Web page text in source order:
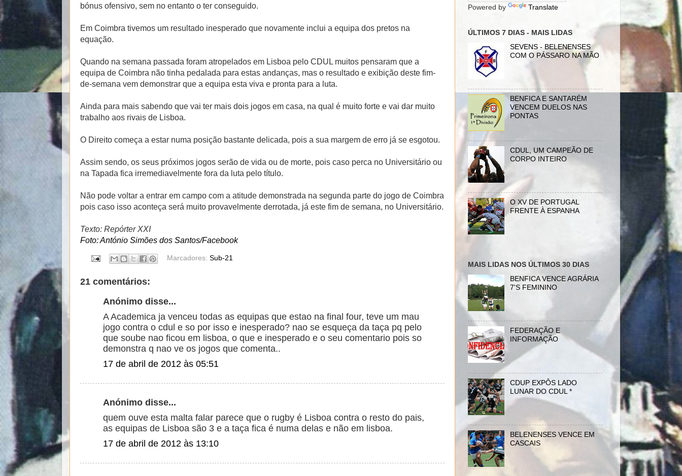
bónus ofensivo, sem no entanto o ter conseguido.
Em Coimbra tivemos um resultado inesperado que novamente inclui a equipa dos pretos na
equação.
Quando na semana passada foram atropelados em Lisboa pelo CDUL muitos pensaram que a
equipa de Coimbra não tinha pedalada para estas andanças, mas o resultado e exibição deste fim-
de-semana vem demonstrar que a equipa esta viva e pronta para a luta.
Ainda para mais sabendo que vai ter mais dois jogos em casa, na qual é muito forte e vai dar muito
trabalho aos rivais de Lisboa.
O Direito começa a estar numa posição bastante delicada, pois a sua margem de erro já se esgotou.
Assim sendo, os seus próximos jogos serão de vida ou de morte, pois caso perca no Universitário ou
na Tapada fica irremediavelmente fora da luta pelo título.
Não pode voltar a entrar em campo com a atitude demonstrada na segunda parte do jogo de Coimbra
pois caso isso aconteça será muito provavelmente derrotada, já este fim de semana, no Universitário.
Texto: Repórter XXI
Foto: António Simões dos Santos/Facebook
Marcadores:Sub-21
21 comentários:
Anónimo disse...
A Academica ja venceu todas as equipas que estao na final four, teve um mau
jogo contra o cdul e so por isso e inesperado? nao se esqueça da taça pq pelo
que soube nao ficou em lisboa, o que e inesperado e o seu comentario pois so
demonstra q nao ve os jogos que comenta..
17 de abril de 2012 às 05:51
Anónimo disse...
quem ouve esta malta falar parece que o rugby é Lisboa contra o resto do pais,
as equipas de Lisboa são 3 e a taça fica é numa delas e não em lisboa.
17 de abril de 2012 às 13:10
Powered by Translate
ÚLTIMOS 7 DIAS - MAIS LIDAS
SEVENS - BELENENSES
COM O PÁSSARO NA MÃO
BENFICA E SANTARÉM
VENCEM DUELOS NAS
PONTAS
CDUL, UM CAMPEÃO DE
CORPO INTEIRO
O XV DE PORTUGAL
FRENTE À ESPANHA
MAIS LIDAS NOS ÚLTIMOS 30 DIAS
BENFICA VENCE AGRÁRIA
7'S FEMININO
FEDERAÇÃO E
INFORMAÇÃO
CDUP EXPÔS LADO
LUNAR DO CDUL *
BELENENSES VENCE EM
CASCAIS